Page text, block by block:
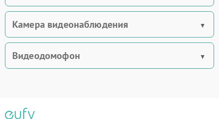
Камера видеонаблюдения
Видеодомофон